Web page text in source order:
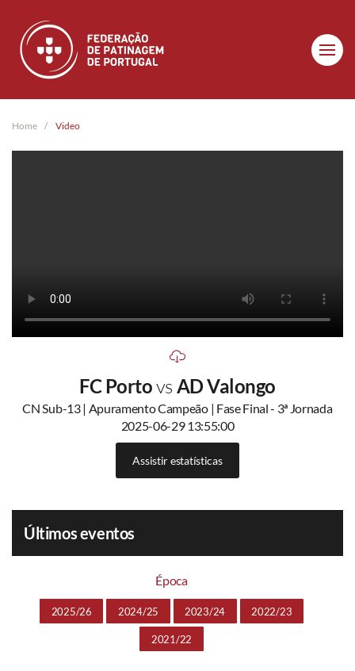
Skip to main content
Home Video
FC Portovs AD Valongo
CN Sub-13 | Apuramento Campeão | Fase Final - 3ª Jornada
2025-06-29 13:55:00
Assistir estatísticas
Últimos eventos
Época
2025/26 2024/25 2023/24 2022/23
2021/22